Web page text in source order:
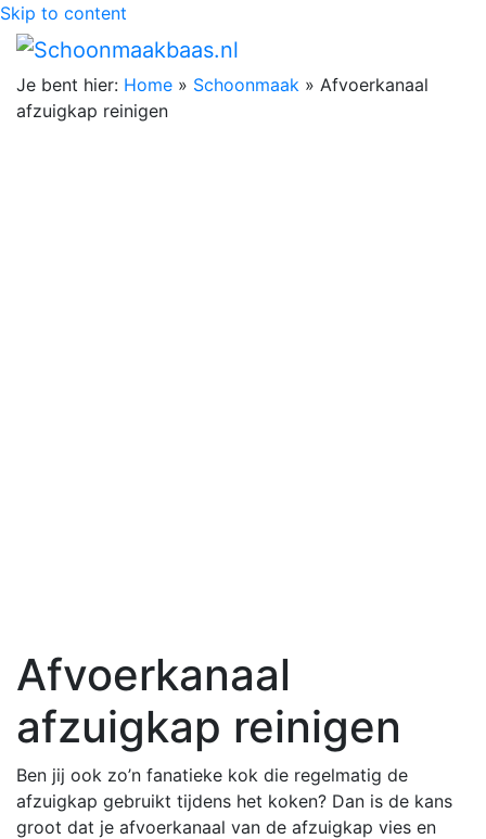
Skip to content
Je bent hier: Home » Schoonmaak » Afvoerkanaal
afzuigkap reinigen
Afvoerkanaal
afzuigkap reinigen
Ben jij ook zo’n fanatieke kok die regelmatig de
afzuigkap gebruikt tijdens het koken? Dan is de kans
groot dat je afvoerkanaal van de afzuigkap vies en